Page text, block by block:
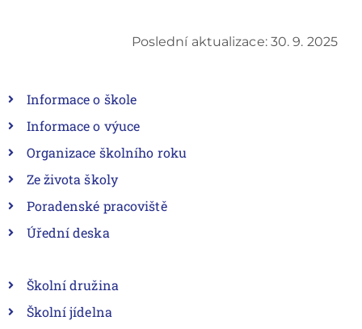
Poslední aktualizace: 30. 9. 2025
Informace o škole
Informace o výuce
Organizace školního roku
Ze života školy
Poradenské pracoviště
Úřední deska
Školní družina
Školní jídelna